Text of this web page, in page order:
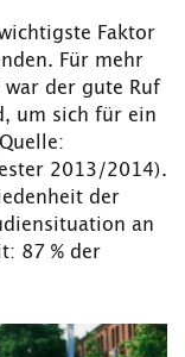
Faktor
Für mehr
der gute Ruf
um sich für ein
2013/2014).
der
an
87 % der